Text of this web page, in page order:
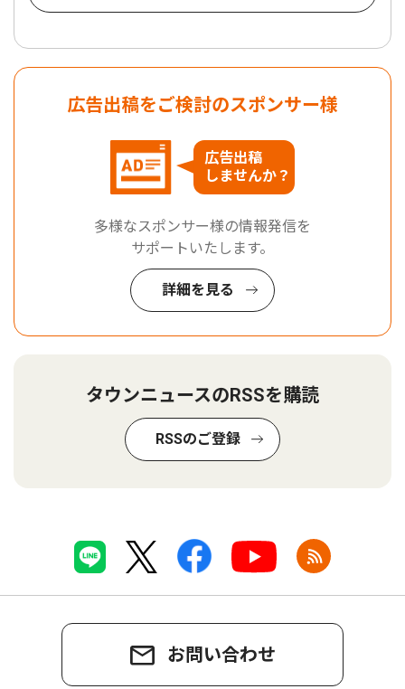
広告出稿をご検討のスポンサー様
広告出稿
しませんか？
多様なスポンサー様の情報発信を
サポートいたします。
詳細を見る
タウンニュースのRSSを購読
RSSのご登録
お問い合わせ